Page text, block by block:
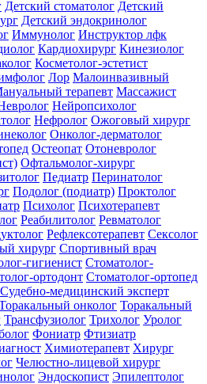
Детский стоматолог Детский
Детский эндокринолог
Иммунолог Инструктор лфк
Кардиохирург Кинезиолог
Косметолог-эстетист
Лор Малоинвазивный
терапевт Массажист
Нейропсихолог
Нефролог Ожоговый хирург
Онколог-дерматолог
Остеопат Отоневролог
Офтальмолог-хирург
Педиатр Перинатолог
Подолог (подиатр) Проктолог
Психолог Психотерапевт
Реабилитолог Ревматолог
Рефлексотерапевт Сексолог
хирург Спортивный врач
гигиенист Стоматолог-
ортодонт Стоматолог-ортопед
Судебно-медицинский эксперт
онколог Торакальный
Трансфузиолог Трихолог Уролог
Фониатр Фтизиатр
Химиотерапевт Хирург
Челюстно-лицевой хирург
Эндоскопист Эпилептолог